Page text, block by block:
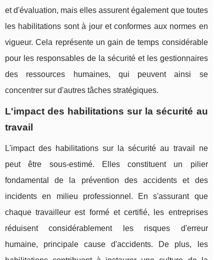
et d'évaluation, mais elles assurent également que toutes
les habilitations sont à jour et conformes aux normes en
vigueur. Cela représente un gain de temps considérable
pour les responsables de la sécurité et les gestionnaires
des ressources humaines, qui peuvent ainsi se
concentrer sur d'autres tâches stratégiques.
L'impact des habilitations sur la sécurité au
travail
L'impact des habilitations sur la sécurité au travail ne
peut être sous-estimé. Elles constituent un pilier
fondamental de la prévention des accidents et des
incidents en milieu professionnel. En s'assurant que
chaque travailleur est formé et certifié, les entreprises
réduisent considérablement les risques d'erreur
humaine, principale cause d'accidents. De plus, les